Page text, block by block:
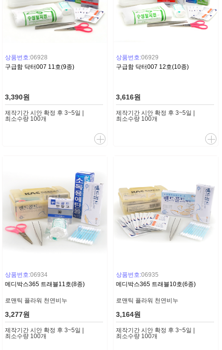
상품번호:06928
구급함 닥터007 11호(9종)
3,390원
제작기간 시안 확정 후 3~5일 |
최소수량 100개
상품번호:06934
메디박스365 트래블11호(8종)
로맨틱 플라워 천연비누
3,277원
제작기간 시안 확정 후 3~5일 |
최소수량 100개
상품번호:06929
구급함 닥터007 12호(10종)
3,616원
제작기간 시안 확정 후 3~5일 |
최소수량 100개
상품번호:06935
메디박스365 트래블10호(6종)
로맨틱 플라워 천연비누
3,164원
제작기간 시안 확정 후 3~5일 |
최소수량 100개